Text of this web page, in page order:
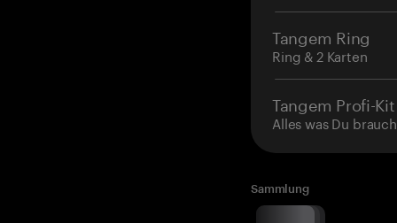
Tangem Ring
Ring & 2 Karten
Tangem Profi-Kit
Alles was Du
Sammlung